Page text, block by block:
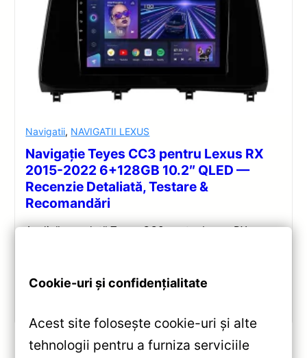
Navigatii, NAVIGATII LEXUS
Navigație Teyes CC3 pentru Lexus RX
2015-2022 6+128GB 10.2″ QLED —
Recenzie Detaliată, Testare &
Recomandări
Analiză completă Teyes CC3 pentru Lexus RX:
Cookie-uri și confidențialitate
Acest site folosește cookie-uri și alte
tehnologii pentru a furniza serviciile